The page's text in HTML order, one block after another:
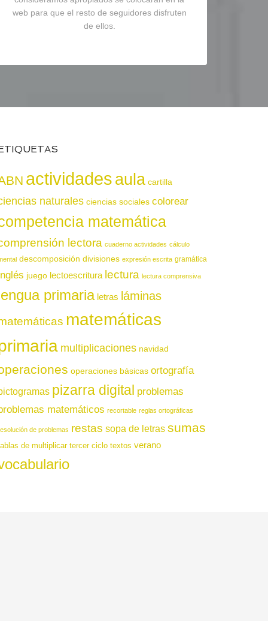
web para que el resto de seguidores disfruten
de ellos.
actividadesaula cartilla
naturales ciencias sociales colorear
matemática
lectora cuaderno actividades cálculo
descomposición divisiones expresión escrita gramática
juego lectoescritura lectura lectura comprensiva
primaria letras láminas
matemáticas
multiplicaciones navidad
operaciones básicas ortografía
pizarra digital problemas
matemáticos recortable reglas ortográficas
de problemas restas sopa de letras sumas
de multiplicar tercer ciclo textos verano